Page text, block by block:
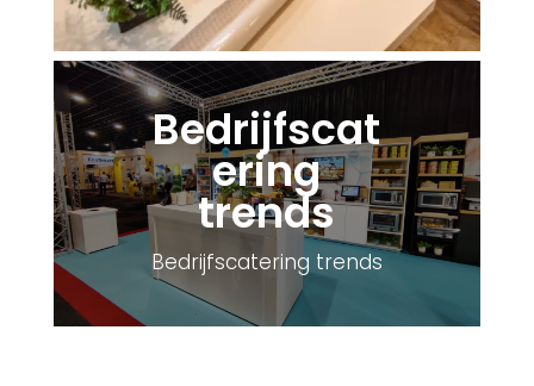
Bedrijfscat
ering
trends
Bedrijfscatering trends